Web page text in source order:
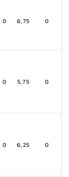
0 6,75 0
0 5,75 0
0 6,25 0